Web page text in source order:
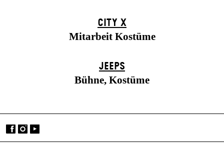
CITY X
Mitarbeit Kostüme
JEEPS
Bühne, Kostüme